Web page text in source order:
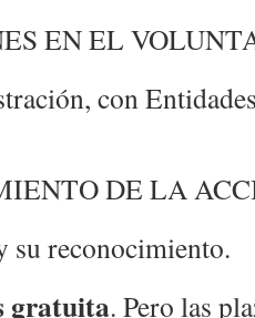
EN EL
con
DE LA
su reconocimiento.
gratuita. Pero las